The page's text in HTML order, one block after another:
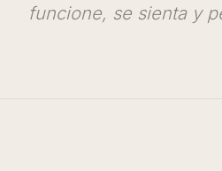
funcione, se sienta y